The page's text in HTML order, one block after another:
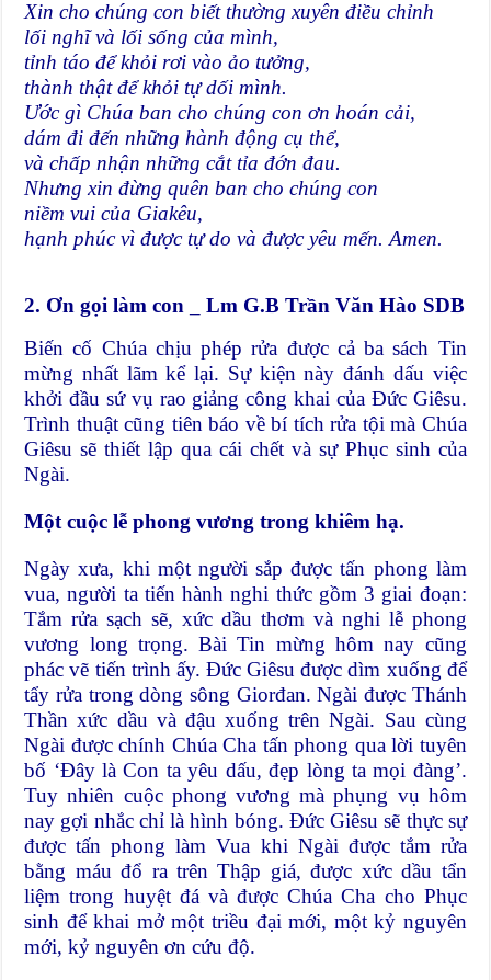
Xin cho chúng con biết thường xuyên điều chỉnh
lối nghĩ và lối sống của mình,
tỉnh táo để khỏi rơi vào ảo tưởng,
thành thật để khỏi tự dối mình.
Ước gì Chúa ban cho chúng con ơn hoán cải,
dám đi đến những hành động cụ thể,
và chấp nhận những cắt tỉa đớn đau.
Nhưng xin đừng quên ban cho chúng con
niềm vui của Giakêu,
hạnh phúc vì được tự do và được yêu mến. Amen.
2. Ơn gọi làm con _ Lm G.B Trần Văn Hào SDB
Biến cố Chúa chịu phép rửa được cả ba sách Tin
mừng nhất lãm kể lại. Sự kiện này đánh dấu việc
khởi đầu sứ vụ rao giảng công khai của Đức Giêsu.
Trình thuật cũng tiên báo về bí tích rửa tội mà Chúa
Giêsu sẽ thiết lập qua cái chết và sự Phục sinh của
Ngài.
Một cuộc lễ phong vương trong khiêm hạ.
Ngày xưa, khi một người sắp được tấn phong làm
vua, người ta tiến hành nghi thức gồm 3 giai đoạn:
Tắm rửa sạch sẽ, xức dầu thơm và nghi lễ phong
vương long trọng. Bài Tin mừng hôm nay cũng
phác vẽ tiến trình ấy. Đức Giêsu được dìm xuống để
tẩy rửa trong dòng sông Giorđan. Ngài được Thánh
Thần xức dầu và đậu xuống trên Ngài. Sau cùng
Ngài được chính Chúa Cha tấn phong qua lời tuyên
bố ‘Đây là Con ta yêu dấu, đẹp lòng ta mọi đàng’.
Tuy nhiên cuộc phong vương mà phụng vụ hôm
nay gợi nhắc chỉ là hình bóng. Đức Giêsu sẽ thực sự
được tấn phong làm Vua khi Ngài được tắm rửa
bằng máu đổ ra trên Thập giá, được xức dầu tẩn
liệm trong huyệt đá và được Chúa Cha cho Phục
sinh để khai mở một triều đại mới, một kỷ nguyên
mới, kỷ nguyên ơn cứu độ.